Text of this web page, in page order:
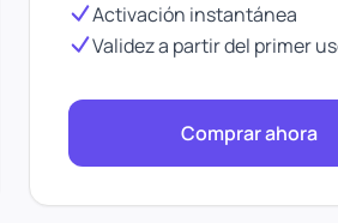
Activación instantánea
Validez a partir del primer
Comprar ahora